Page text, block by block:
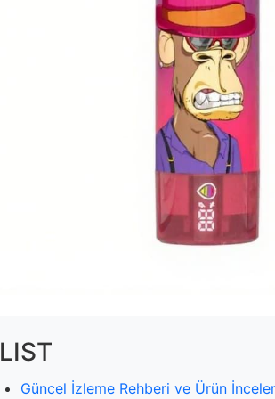
LIST
Güncel İzleme Rehberi ve Ürün